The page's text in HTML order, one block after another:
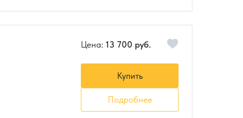
Цена: 13 700 руб.
Купить
Подробнее